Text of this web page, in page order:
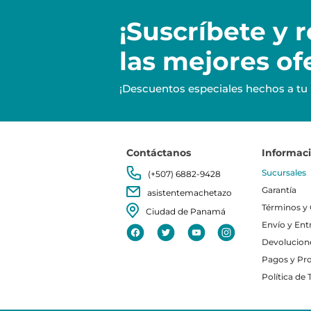
¡Suscríbete y
las mejores
¡Descuentos especiales hechos a
Contáctanos
(+507) 6882-9428
asistentemachetazo
Ciudad de Panamá
Sucursales
Garantía
Términos y
Envío y
Pagos y
Política de